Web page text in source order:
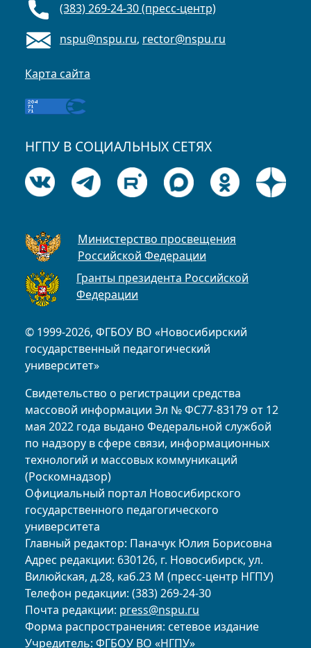
© 1999-2026, ФГБОУ ВО «Новосибирский
государственный педагогический
университет»
Свидетельство о регистрации средства
массовой информации Эл № ФС77-83179 от 12
мая 2022 года выдано Федеральной службой
по надзору в сфере связи, информационных
технологий и массовых коммуникаций
(Роскомнадзор)
Официальный портал Новосибирского
государственного педагогического
университета
Главный редактор: Паначук Юлия Борисовна
Адрес редакции: 630126, г. Новосибирск, ул.
Вилюйская, д.28, каб.23 М (пресс-центр НГПУ)
Телефон редакции: (383) 269-24-30
Почта редакции: press@nspu.ru
Форма распространения: сетевое издание
Учредитель: ФГБОУ ВО «НГПУ»
(383) 269-24-30 (пресс-центр)
nspu@nspu.ru, rector@nspu.ru
Карта сайта
НГПУ В СОЦИАЛЬНЫХ СЕТЯХ
Министерство просвещения
Российской Федерации
Гранты президента Российской
Федерации